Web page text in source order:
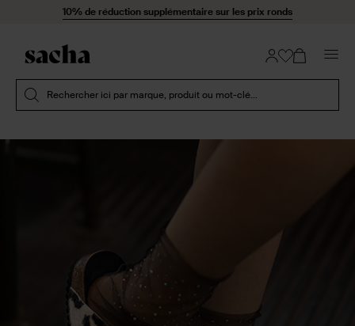
Passer au contenu10% de réduction supplémentaire sur les prix ronds
Rechercher ici par marque, produit ou mot-clé...